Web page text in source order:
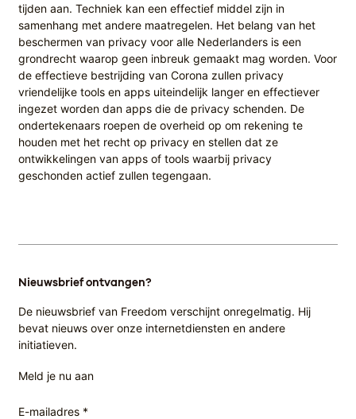
tijden aan. Techniek kan een effectief middel zijn in
samenhang met andere maatregelen. Het belang van het
beschermen van privacy voor alle Nederlanders is een
grondrecht waarop geen inbreuk gemaakt mag worden. Voor
de effectieve bestrijding van Corona zullen privacy
vriendelijke tools en apps uiteindelijk langer en effectiever
ingezet worden dan apps die de privacy schenden. De
ondertekenaars roepen de overheid op om rekening te
houden met het recht op privacy en stellen dat ze
ontwikkelingen van apps of tools waarbij privacy
geschonden actief zullen tegengaan.
Nieuwsbrief ontvangen?
De nieuwsbrief van Freedom verschijnt onregelmatig. Hij
bevat nieuws over onze internetdiensten en andere
initiatieven.
Meld je nu aan
E-mailadres *